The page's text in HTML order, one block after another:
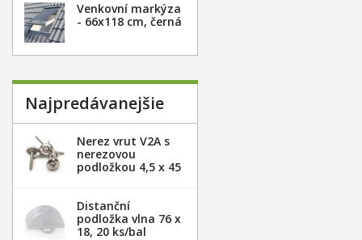
Venkovní markýza
- 66x118 cm, černá
Najpredávanejšie
Nerez vrut V2A s
nerezovou
podložkou 4,5 x 45
Distanční
podložka vlna 76 x
18, 20 ks/bal